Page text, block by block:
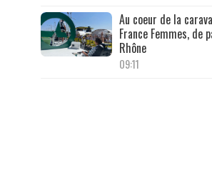
Au coeur de la
France Femmes, de
Rhône
09:11